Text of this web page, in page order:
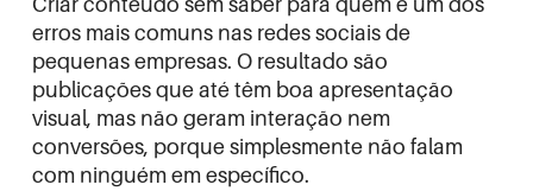
Criar conteúdo sem saber para quem é um dos
erros mais comuns nas redes sociais de
pequenas empresas. O resultado são
publicações que até têm boa apresentação
visual, mas não geram interação nem
conversões, porque simplesmente não falam
com ninguém em específico.